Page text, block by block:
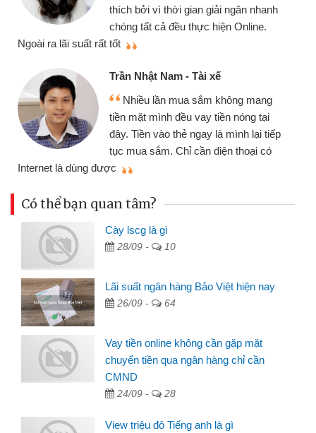
thích bởi vì thời gian giải ngân nhanh
chóng tất cả đều thực hiện Online.
Ngoài ra lãi suất rất tốt
Trần Nhật Nam - Tài xế
Nhiều lần mua sắm không mang
tiền mặt mình đều vay tiền nóng tại
đây. Tiền vào thẻ ngay là mình lại tiếp
tục mua sắm. Chỉ cần điện thoại có
Internet là dùng được
Có thể bạn quan tâm?
Cày lscg là gì
28/09 - 10
Lãi suất ngân hàng Bảo Việt hiện nay
26/09 - 64
Vay tiền online không cần gặp mặt
chuyển tiền qua ngân hàng chỉ cần
CMND
24/09 - 28
View triệu đô Tiếng anh là gì